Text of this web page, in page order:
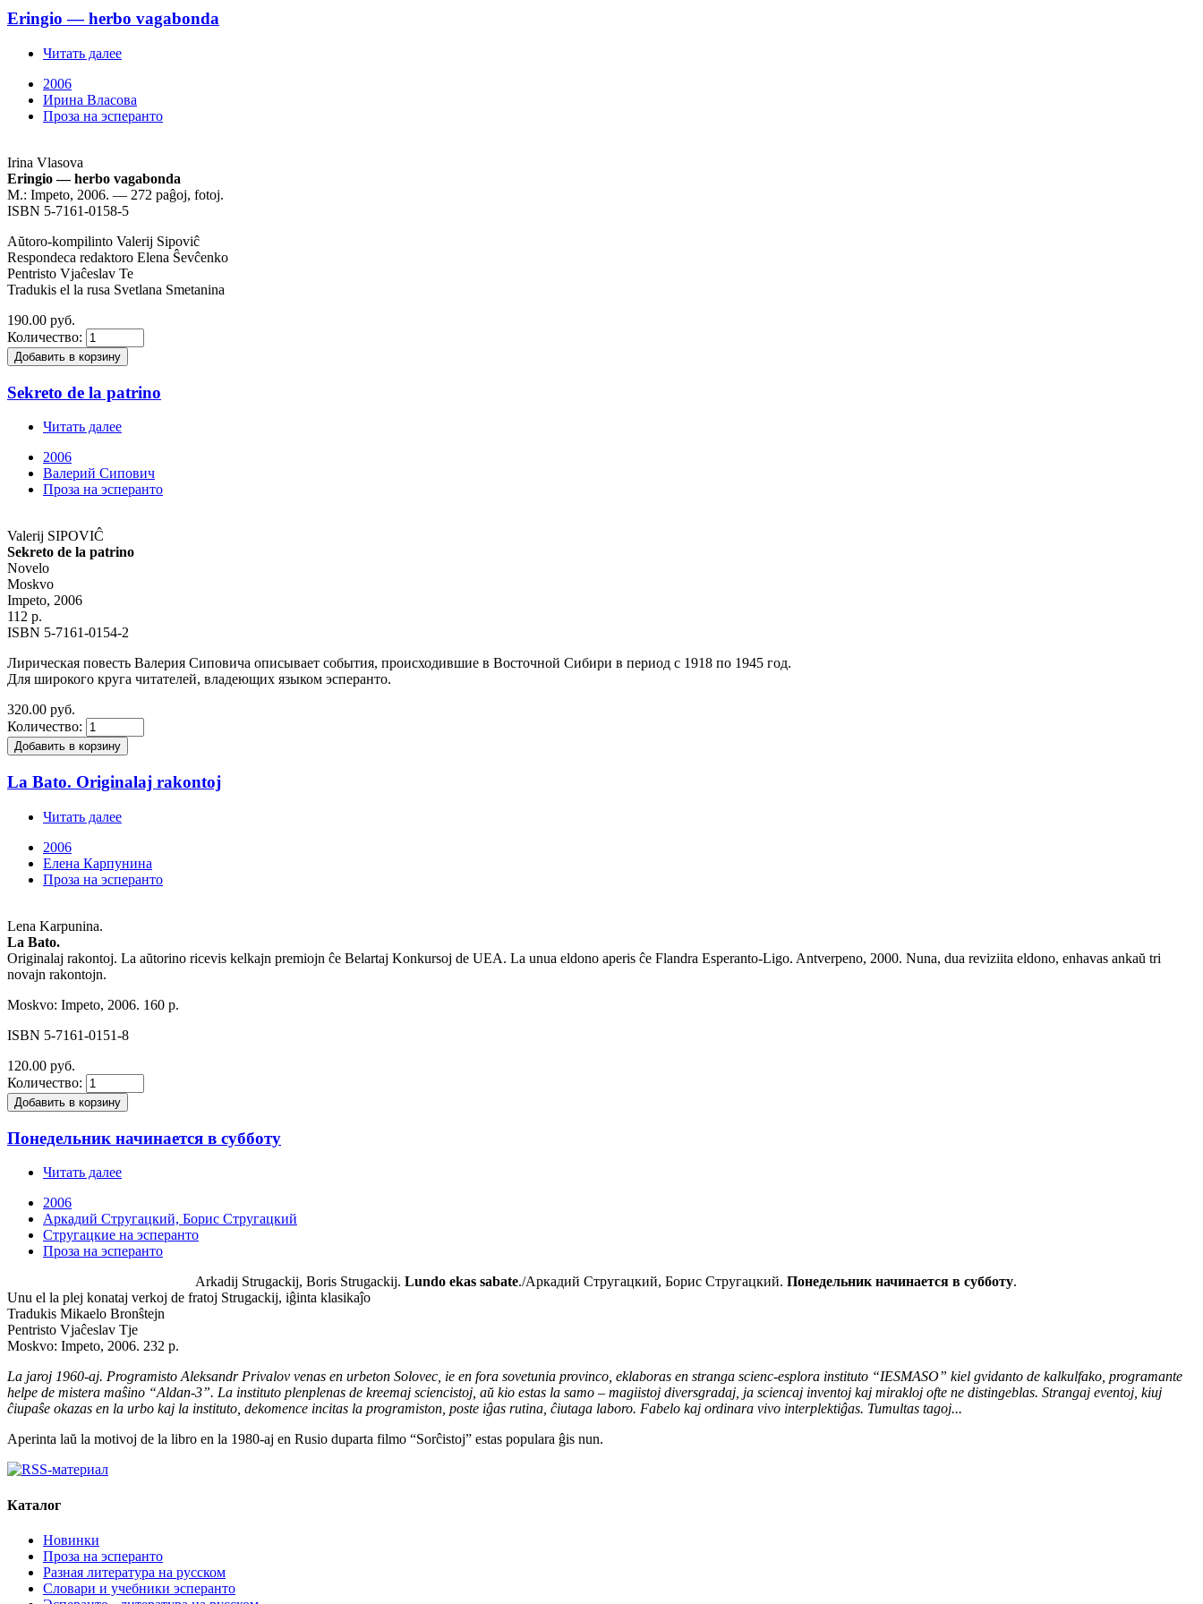
Eringio — herbo vagabonda
Читать далее
2006
Ирина Власова
Проза на эсперанто
Irina Vlasova
Eringio — herbo vagabonda
М.: Impeto, 2006. — 272 paĝoj, fotoj.
ISBN 5-7161-0158-5
Aŭtoro-kompilinto Valerij Sipoviĉ
Respondeca redaktoro Elena Ŝevĉenko
Pentristo Vjaĉeslav Te
Tradukis el la rusa Svetlana Smetanina
190.00 руб.
Количество:
Sekreto de la patrino
Читать далее
2006
Валерий Сипович
Проза на эсперанто
Valerij SIPOVIĈ
Sekreto de la patrino
Novelo
Moskvo
Impeto, 2006
112 p.
ISBN 5-7161-0154-2
Лирическая повесть Валерия Сиповича описывает события, происходившие в Восточной Сибири в период с 1918 по 1945 год.
Для широкого круга читателей, владеющих языком эсперанто.
320.00 руб.
Количество:
La Bato. Originalaj rakontoj
Читать далее
2006
Елена Карпунина
Проза на эсперанто
Lena Karpunina.
La Bato.
Originalaj rakontoj. La aŭtorino ricevis kelkajn premiojn ĉe Belartaj Konkursoj de UEA. La unua eldono aperis ĉe Flandra Esperanto-Ligo. Antverpeno, 2000. Nuna, dua reviziita eldono, enhavas ankaŭ tri
novajn rakontojn.
Moskvo: Impeto, 2006. 160 p.
ISBN 5-7161-0151-8
120.00 руб.
Количество:
Понедельник начинается в субботу
Читать далее
2006
Аркадий Стругацкий, Борис Стругацкий
Стругацкие на эсперанто
Проза на эсперанто
Arkadij Strugackij, Boris Strugackij. Lundo ekas sabate./Аркадий Стругацкий, Борис Стругацкий. Понедельник начинается в субботу.
Unu el la plej konataj verkoj de fratoj Strugackij, iĝinta klasikaĵo
Tradukis Mikaelo Bronŝtejn
Pentristo Vjaĉeslav Tje
Moskvo: Impeto, 2006. 232 p.
La jaroj 1960-aj. Programisto Aleksandr Privalov venas en urbeton Solovec, ie en fora sovetunia provinco, eklaboras en stranga scienc-esplora instituto “IESMASO” kiel gvidanto de kalkulfako, programante
helpe de mistera maŝino “Aldan-3”. La instituto plenplenas de kreemaj sciencistoj, aŭ kio estas la samo – magiistoj diversgradaj, ja sciencaj inventoj kaj mirakloj ofte ne distingeblas. Strangaj eventoj, kiuj
ĉiupaŝe okazas en la urbo kaj la instituto, dekomence incitas la programiston, poste iĝas rutina, ĉiutaga laboro. Fabelo kaj ordinara vivo interplektiĝas. Tumultas tagoj...
Aperinta laŭ la motivoj de la libro en la 1980-aj en Rusio duparta filmo “Sorĉistoj” estas populara ĝis nun.
Каталог
Новинки
Проза на эсперанто
Разная литература на русском
Словари и учебники эсперанто